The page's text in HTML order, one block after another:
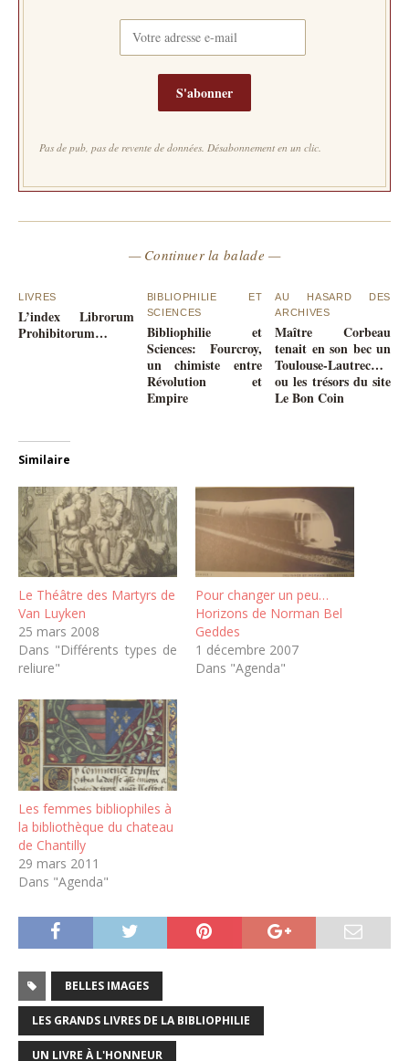
S'abonner
Pas de pub, pas de revente de données. Désabonnement en un clic.
— Continuer la balade —
LIVRES
L’index Librorum
Prohibitorum…
BIBLIOPHILIE ET
SCIENCES
Bibliophilie et
Sciences: Fourcroy,
un chimiste entre
Révolution et
Empire
AU HASARD DES
ARCHIVES
Maître Corbeau
tenait en son bec un
Toulouse-Lautrec…
ou les trésors du site
Le Bon Coin
Similaire
Le Théâtre des Martyrs de
Van Luyken
25 mars 2008
Dans "Différents types de
reliure"
Pour changer un peu…
Horizons de Norman Bel
Geddes
1 décembre 2007
Dans "Agenda"
Les femmes bibliophiles à
la bibliothèque du chateau
de Chantilly
29 mars 2011
Dans "Agenda"
BELLES IMAGES
LES GRANDS LIVRES DE LA BIBLIOPHILIE
UN LIVRE À L'HONNEUR